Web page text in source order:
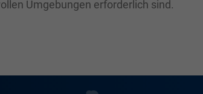
Umgebungen erforderlich sind.